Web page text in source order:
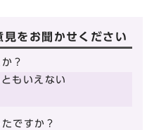
見をお聞かせください
？
もいえない
ですか？